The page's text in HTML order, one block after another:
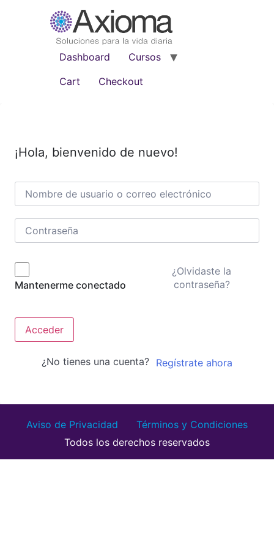
Dashboard
Cursos
Cart
Checkout
¡Hola, bienvenido de nuevo!
Mantenerme conectado
¿Olvidaste la
contraseña?
Acceder
¿No tienes una cuenta? Regístrate ahora
Aviso de Privacidad
Términos y Condiciones
Todos los derechos reservados